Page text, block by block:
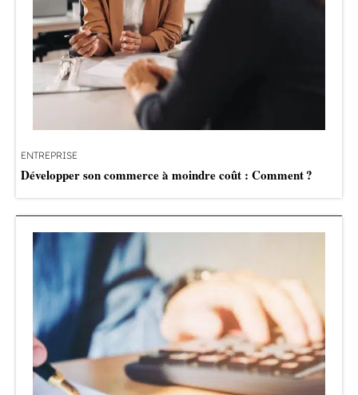
ENTREPRISE
Développer son commerce à moindre coût : Comment ?